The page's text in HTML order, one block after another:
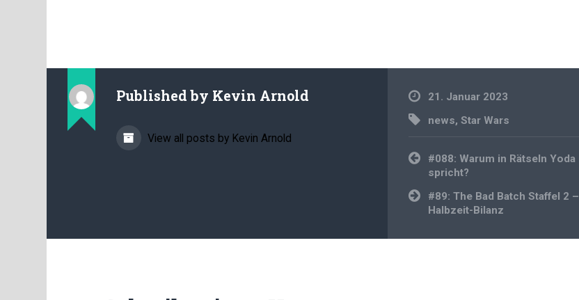
Published by Kevin Arnold
View all posts by Kevin Arnold
21. Januar 2023
news,Star Wars
Beitragsnavigation
#088: Warum in Rätseln Yoda
spricht?
#89: The Bad Batch Staffel 2 –
Halbzeit-Bilanz